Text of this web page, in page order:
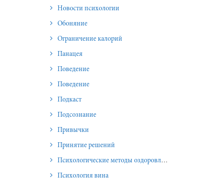
Новости психологии
Обоняние
Ограничение калорий
Панацея
Поведение
Поведение
Подкаст
Подсознание
Привычки
Принятие решений
Психологические методы оздоровления и омоложения
Психология вина